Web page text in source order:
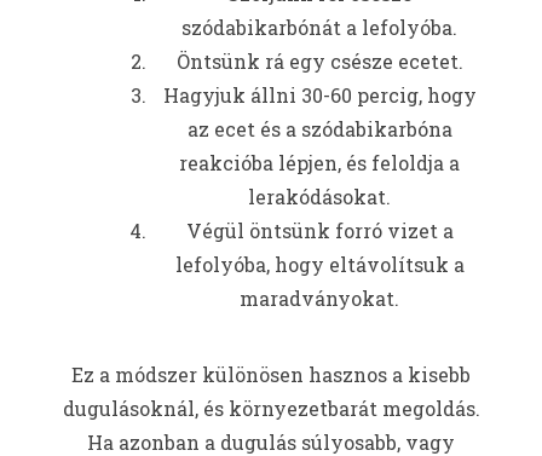
szódabikarbónát a lefolyóba.
Öntsünk rá egy csésze ecetet.
Hagyjuk állni 30-60 percig, hogy
az ecet és a szódabikarbóna
reakcióba lépjen, és feloldja a
lerakódásokat.
Végül öntsünk forró vizet a
lefolyóba, hogy eltávolítsuk a
maradványokat.
Ez a módszer különösen hasznos a kisebb
dugulásoknál, és környezetbarát megoldás.
Ha azonban a dugulás súlyosabb, vagy